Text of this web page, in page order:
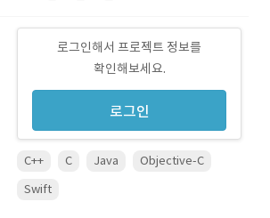
로그인해서 프로젝트 정보를
확인해보세요.
로그인
C++ C Java
Objective-C
Swift